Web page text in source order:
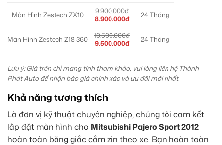
Màn Hình Zestech ZX10
9.900.000đ
8.900.000đ
24 Tháng
Màn Hình Zestech Z18 360
10.500.000đ
9.500.000đ
24 Tháng
Lưu ý: Giá trên chỉ mang tính tham khảo, vui lòng liên hệ Thành
Phát Auto để nhận báo giá chính xác và ưu đãi mới nhất.
Khả năng tương thích
Là đơn vị kỹ thuật chuyên nghiệp, chúng tôi cam kết
lắp đặt màn hình cho Mitsubishi Pajero Sport 2012
hoàn toàn bằng giắc cắm zin theo xe. Bạn hoàn toàn